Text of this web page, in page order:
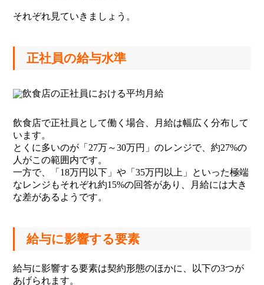
それぞれ見ていきましょう。
正社員の給与水準
飲食店で正社員として働く場合、月給は幅広く分布して
います。
とくに多いのが「27万～30万円」のレンジで、約27%の
人がこの範囲内です。
一方で、「18万円以下」や「35万円以上」といった極端
なレンジもそれぞれ約15%の回答があり、月給には大き
な差があるようです。
給与に影響する要素
給与に影響する要素は契約形態のほかに、以下の3つが
あげられます。